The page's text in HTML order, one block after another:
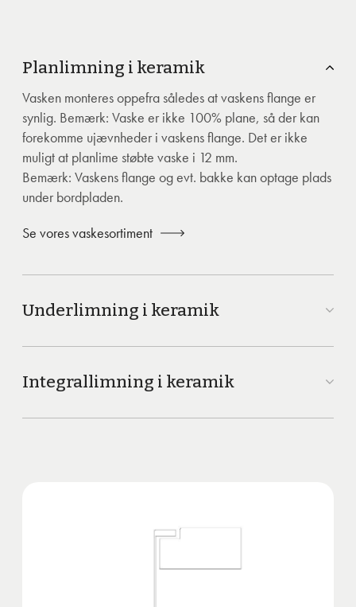
Planlimning i keramik
Vasken monteres oppefra således at vaskens flange er
synlig. Bemærk: Vaske er ikke 100% plane, så der kan
forekomme ujævnheder i vaskens flange. Det er ikke
muligt at planlime støbte vaske i 12 mm.
Bemærk: Vaskens flange og evt. bakke kan optage plads
under bordpladen.
Se vores vaskesortiment
Underlimning i keramik
Integrallimning i keramik